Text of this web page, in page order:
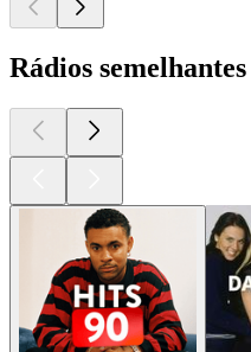
Rádios semelhantes